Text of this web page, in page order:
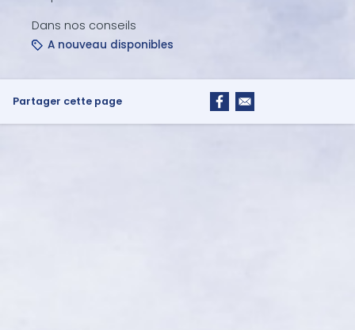
Dans nos conseils
A nouveau disponibles
Partager cette page